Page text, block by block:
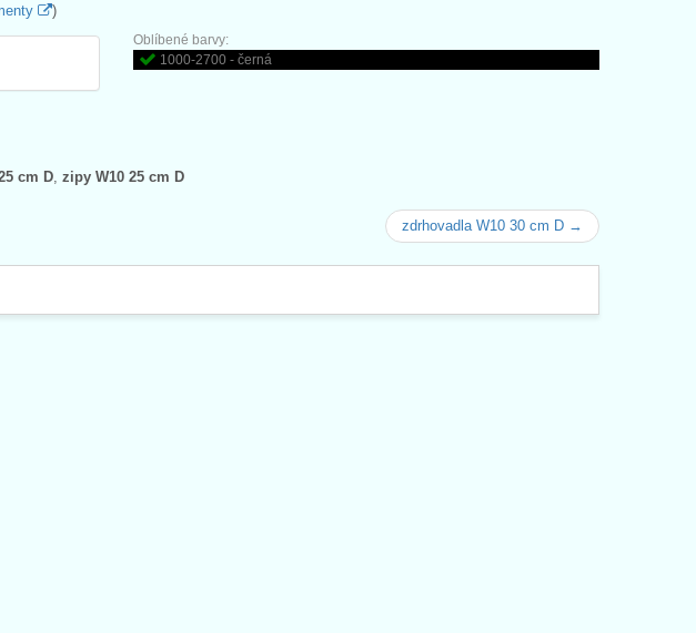
Oblíbené barvy:
1000-2700 - černá
)
cm D zipy W10 25 cm D
zdrhovadla W10 30 cm D →